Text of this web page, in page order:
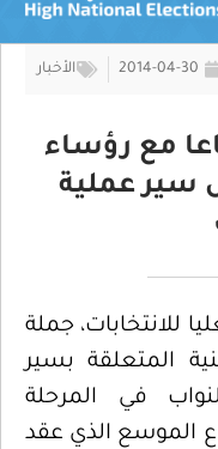
2014-04-30 الأخبار
مع رؤساء
سير عملية
للانتخابات، جملة
المتعلقة بسير
في المرحلة
الموسع الذي عقد